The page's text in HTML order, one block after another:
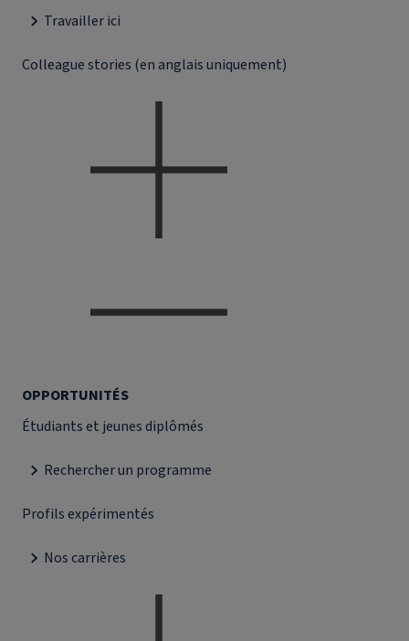
Travailler ici
Colleague stories (en anglais uniquement)
OPPORTUNITÉS
Étudiants et jeunes diplômés
Rechercher un programme
Profils expérimentés
Nos carrières